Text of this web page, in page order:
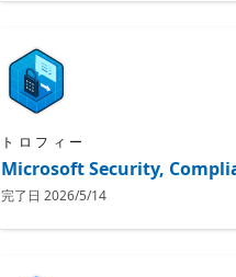
トロフィー
Microsoft Security,
完了日 2026/5/14